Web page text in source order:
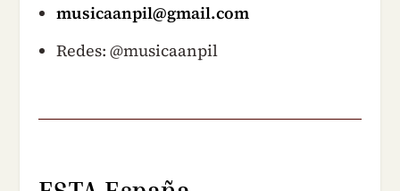
musicaanpil@gmail.com
Redes: @musicaanpil